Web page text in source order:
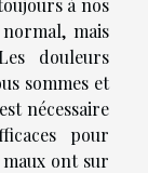
à nos
mais
douleurs
sommes et
nécessaire
pour
ont sur